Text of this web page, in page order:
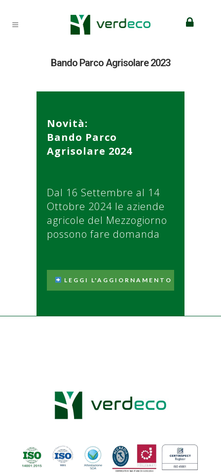
Bando Parco Agrisolare 2023
Novità:
Bando Parco
Agrisolare 2024
Dal 16 Settembre al 14
Ottobre 2024 le aziende
agricole del Mezzogiorno
possono fare domanda
LEGGI L'AGGIORNAMENTO